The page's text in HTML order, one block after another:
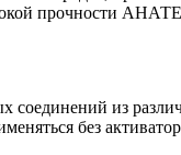
прочности
соединений из
без